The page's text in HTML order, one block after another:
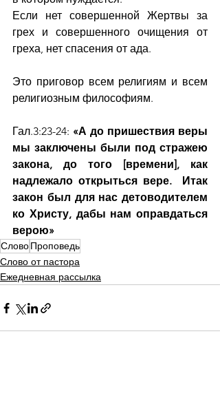
Если нет совершенной Жертвы за
грех и совершенного очищения от
греха, нет спасения от ада.
Это приговор всем религиям и всем
религиозным философиям.
Гал.3:23-24: «А до пришествия веры
мы заключены были под стражею
закона, до того [времени], как
надлежало открыться вере.  Итак
закон был для нас детоводителем
ко Христу, дабы нам оправдаться
верою»
СловоПроповедь
Слово от пастора
Ежедневная рассылка